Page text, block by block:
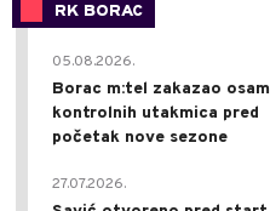
RK BORAC
05.08.2026.
Borac m:tel zakazao osam
kontrolnih utakmica pred
početak nove sezone
27.07.2026.